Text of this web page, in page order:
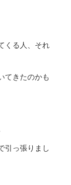
くる人、それ
てきたのかも
引っ張りまし